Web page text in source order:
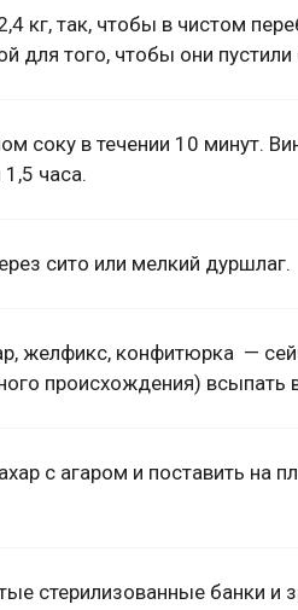
кг, так, чтобы в чистом
для того, чтобы они пустили
соку в течении 10 минут.
часа.
сито или мелкий дуршлаг.
желфикс, конфитюрка —
происхождения) всыпать
с агаром и поставить на
стерилизованные банки и